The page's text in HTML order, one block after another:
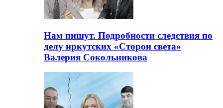
Нам пишут. Подробности следствия по
делу иркутских «Сторон света»
Валерия Сокольникова